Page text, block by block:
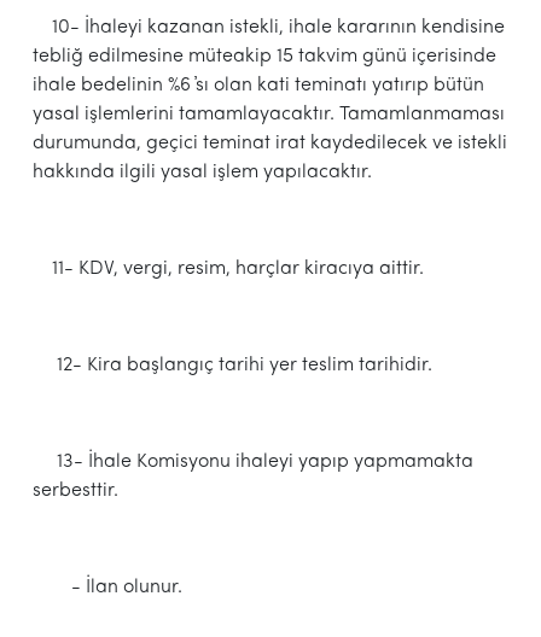
10- İhaleyi kazanan istekli, ihale kararının kendisine
tebliğ edilmesine müteakip 15 takvim günü içerisinde
ihale bedelinin %6 ҆sı olan kati teminatı yatırıp bütün
yasal işlemlerini tamamlayacaktır. Tamamlanmaması
durumunda, geçici teminat irat kaydedilecek ve istekli
hakkında ilgili yasal işlem yapılacaktır.
11- KDV, vergi, resim, harçlar kiracıya aittir.
12- Kira başlangıç tarihi yer teslim tarihidir.
13- İhale Komisyonu ihaleyi yapıp yapmamakta
serbesttir.
- İlan olunur.